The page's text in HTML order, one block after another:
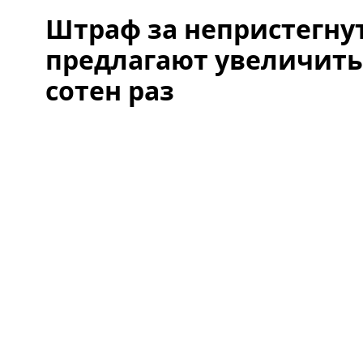
Штраф за
предлагают
сотен раз